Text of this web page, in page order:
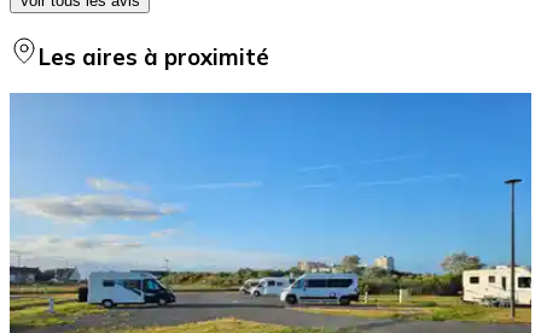
Les aires à proximité